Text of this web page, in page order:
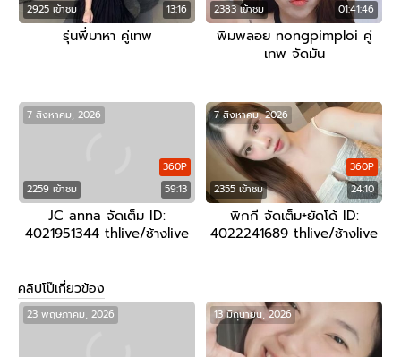
2925 เข้าชม 13:16
รุ่นพี่มาหา คู่เทพ
2383 เข้าชม 01:41:46
พิมพลอย nongpimploi คู่
เทพ จัดมัน
2259 เข้าชม 59:13
360P
7 สิงหาคม, 2026
JC anna จัดเต็ม ID:
4021951344 thlive/ช้างlive
2355 เข้าชม 24:10
360P
7 สิงหาคม, 2026
พิกกี จัดเต็ม+ยัดโด้ ID:
4022241689 thlive/ช้างlive
คลิปโป๊เกี่ยวข้อง
23 พฤษภาคม, 2026 13 มิถุนายน, 2026